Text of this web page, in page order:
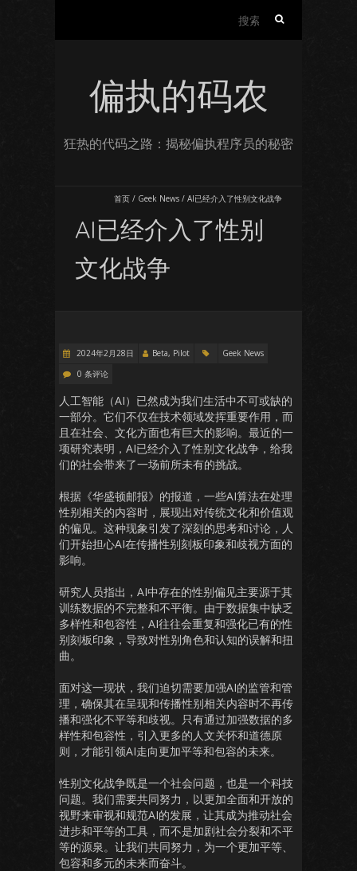
偏执的码农
狂热的代码之路：揭秘偏执程序员的秘密
首页 / Geek News / AI已经介入了性别文化战争
AI已经介入了性别
文化战争
2024年2月28日 Beta, Pilot
Geek News
0 条评论
人工智能（AI）已然成为我们生活中不可或缺的
一部分。它们不仅在技术领域发挥重要作用，而
且在社会、文化方面也有巨大的影响。最近的一
项研究表明，AI已经介入了性别文化战争，给我
们的社会带来了一场前所未有的挑战。
根据《华盛顿邮报》的报道，一些AI算法在处理
性别相关的内容时，展现出对传统文化和价值观
的偏见。这种现象引发了深刻的思考和讨论，人
们开始担心AI在传播性别刻板印象和歧视方面的
影响。
研究人员指出，AI中存在的性别偏见主要源于其
训练数据的不完整和不平衡。由于数据集中缺乏
多样性和包容性，AI往往会重复和强化已有的性
别刻板印象，导致对性别角色和认知的误解和扭
曲。
面对这一现状，我们迫切需要加强AI的监管和管
理，确保其在呈现和传播性别相关内容时不再传
播和强化不平等和歧视。只有通过加强数据的多
样性和包容性，引入更多的人文关怀和道德原
则，才能引领AI走向更加平等和包容的未来。
性别文化战争既是一个社会问题，也是一个科技
问题。我们需要共同努力，以更加全面和开放的
视野来审视和规范AI的发展，让其成为推动社会
进步和平等的工具，而不是加剧社会分裂和不平
等的源泉。让我们共同努力，为一个更加平等、
包容和多元的未来而奋斗。